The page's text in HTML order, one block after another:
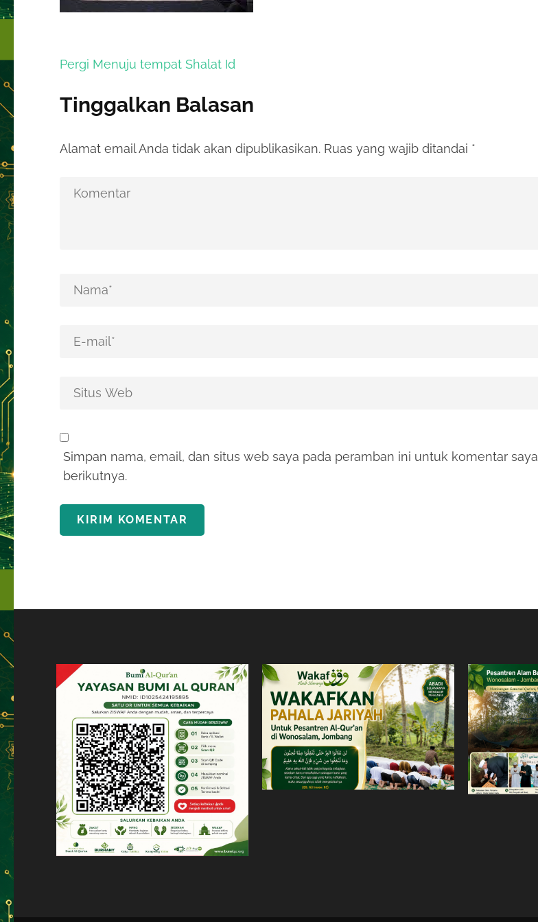
Navigasi
Pergi Menuju tempat Shalat Id
Tinggalkan Balasan
Alamat email Anda tidak akan dipublikasikan. Ruas yang wajib ditandai *
Simpan nama, email, dan situs web saya pada peramban ini untuk komentar saya
berikutnya.